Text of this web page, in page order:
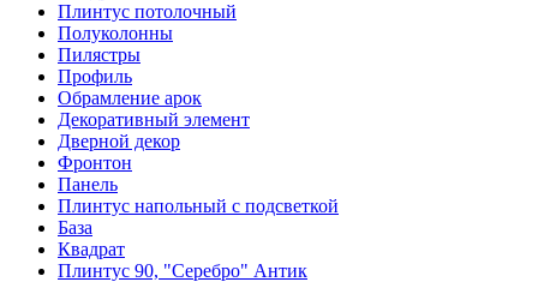
Плинтус потолочный
Полуколонны
Пилястры
Профиль
Обрамление арок
Декоративный элемент
Дверной декор
Фронтон
Панель
Плинтус напольный с подсветкой
База
Квадрат
Плинтус 90, "Серебро" Антик